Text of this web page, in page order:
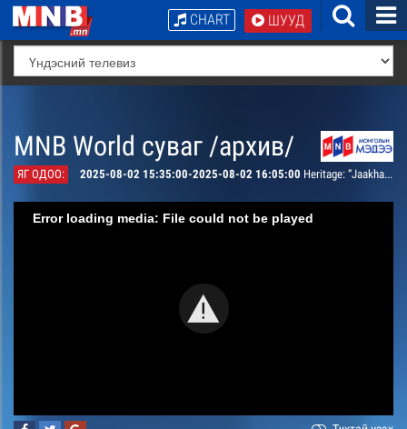
ШУУД
CHART
MNB World суваг /архив/
ЯГ ОДОО: 2025-08-02 15:35:00-2025-08-02 16:05:00 Heritage: “Jaakhan sharga” a long song history
Error loading media: File could not be played